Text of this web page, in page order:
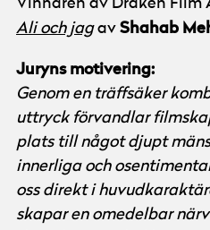
Vinnaren av Draken Film
Ali och jagav Shahab
Juryns motivering:
Genom en träffsäker
uttryck förvandlar
plats till något djupt
innerliga och
oss direkt i
skapar en omedelbar